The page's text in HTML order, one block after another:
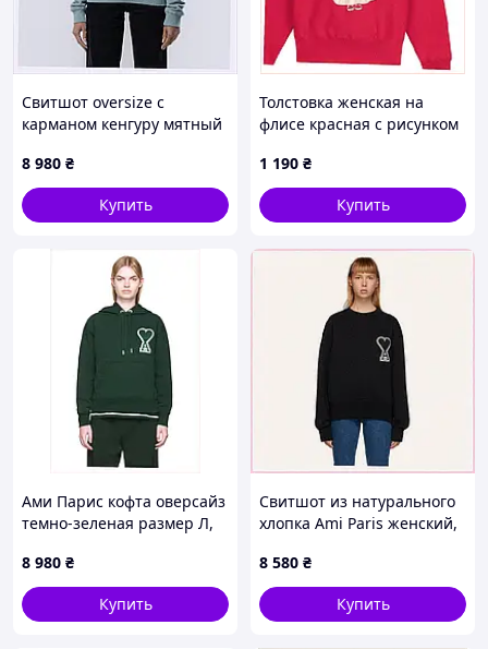
Свитшот oversize с
карманом кенгуру мятный
8 980 ₴
Купить
Толстовка женская на
флисе красная с рисунком
1 190 ₴
Купить
Ами Парис кофта оверсайз
темно-зеленая размер Л,
8 980 ₴
Купить
Свитшот из натурального
хлопка Ami Paris женский,
8 580 ₴
Купить